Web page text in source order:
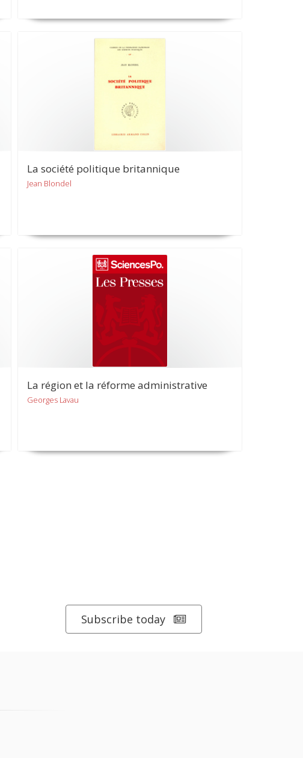
La société politique britannique
Jean Blondel
La région et la réforme administrative
Georges Lavau
Subscribe today